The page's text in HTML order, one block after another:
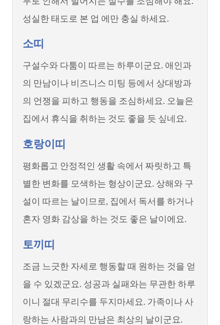
성실한 태도로 본 업 에만 충실 하세요.
소띠
구설수와 다툼이 따르는 하루이군요. 애인과
의 만남이나 비즈니스 미팅 등에서 상대방과
의 언쟁을 피하고 행동을 조심하세요. 오늘은
집에서 휴식을 취하는 것도 좋을 듯 싶네요.
호랑이띠
평화롭고 안정적인 생활 속에서 짜릿하고 특
별한 변화를 모색하는 형상이군요. 상해와 구
설이 따르는 날이므로, 집에서 독서를 하거나
혼자 영화 감상을 하는 것도 좋은 날이에요.
토끼띠
조금 느긋한 자세로 행동할 때 원하는 것을 얻
을 수 있겠군요. 성공과 실패와는 무관한 하루
이니 절대 무리수를 두지마세요. 가족이나 사
랑하는 사람과의 만남은 최상의 날이군요.